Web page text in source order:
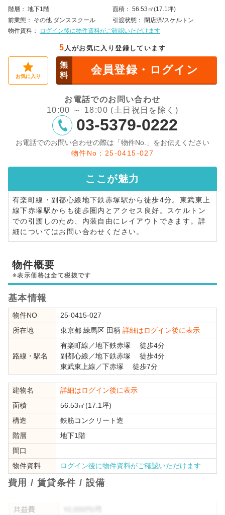
階層 地下1階 面積
56.53㎡(17.1坪)
前業態
その他 ダンススクール 引渡状態
閉店済/スケルトン
物件資料
ログイン後に物件資料がご確認いただけます
5 人がお気に入り登録しています
お気に入り
無
料
会員登録・ログイン
お電話でのお問い合わせ
10:00 ～ 18:00 (土日祝日を除く)
03-5379-0222
お電話でのお問い合わせの際は「物件No.」をお伝えください
物件No：25-0415-027
ここが魅力
有楽町線・副都心線地下鉄赤塚駅から徒歩4分。東武東上
線下赤塚駅からも徒歩圏内とアクセス良好。スケルトン
での引渡しのため、内装自由にレイアウトできます。詳
細についてはお問い合わせください。
物件概要
※表示価格は全て税抜です
基本情報
物件NO
25-0415-027
所在地
東京都 練馬区 田柄 詳細はログイン後に表示
路線・駅名
有楽町線 ／地下鉄赤塚 徒歩4分
副都心線 ／地下鉄赤塚 徒歩4分
東武東上線 ／下赤塚 徒歩7分
建物名
詳細はログイン後に表示
面積
56.53㎡(17.1坪)
構造
鉄筋コンクリート造
階層
地下1階
間口
物件資料
ログイン後に物件資料がご確認いただけます
費用 / 賃貸条件 / 設備